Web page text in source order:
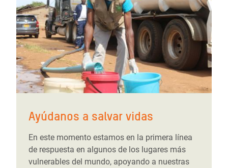
Ayúdanos a salvar vidas
En este momento estamos en la primera línea
de respuesta en algunos de los lugares más
vulnerables del mundo, apoyando a nuestras